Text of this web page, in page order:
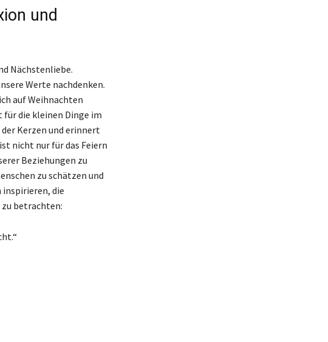
und
Nächstenliebe.
Werte nachdenken.
auf Weihnachten
die kleinen Dinge im
Kerzen und erinnert
nicht nur für das Feiern
Beziehungen zu
zu schätzen und
inspirieren, die
zu betrachten: